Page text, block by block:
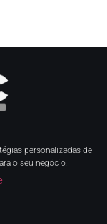
personalizadas de
o seu negócio.